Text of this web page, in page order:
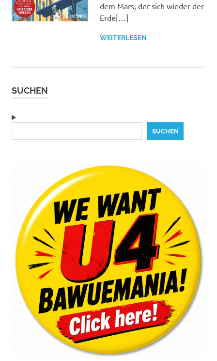
dem Mars, der sich wieder der
Erde[…]
WEITERLESEN
SUCHEN
SUCHEN